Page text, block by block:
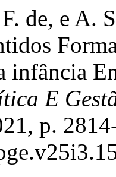
de, e A.
infância
E
p.